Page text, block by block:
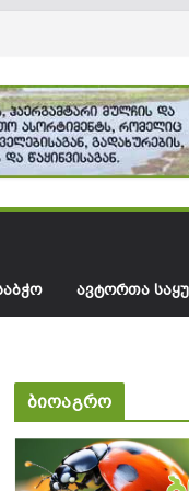
ᲐᲕᲢᲝᲠᲗᲐ
ბიოაგრო